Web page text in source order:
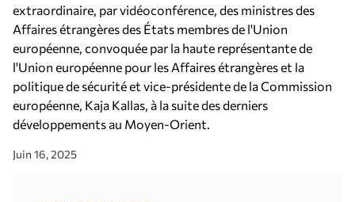
extraordinaire, par vidéoconférence, des ministres des
Affaires étrangères des États membres de l'Union
européenne, convoquée par la haute représentante de
l'Union européenne pour les Αffaires étrangères et la
politique de sécurité et vice-présidente de la Commission
européenne, Kaja Kallas, à la suite des derniers
développements au Moyen-Orient.
Juin 16, 2025